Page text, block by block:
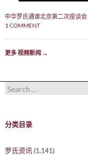
中华罗氏通谱北京第二次座谈会
1 COMMENT
更多 视频新闻 →
Search for:
分类目录
罗氏资讯(1,141)